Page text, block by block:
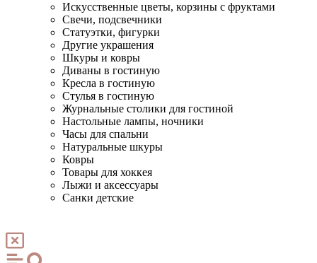
Искусственные цветы, корзины с фруктами
Свечи, подсвечники
Статуэтки, фигурки
Другие украшения
Шкуры и ковры
Диваны в гостиную
Кресла в гостиную
Стулья в гостиную
Журнальные столики для гостиной
Настольные лампы, ночники
Часы для спальни
Натуральные шкуры
Ковры
Товары для хоккея
Лыжи и аксессуары
Санки детские